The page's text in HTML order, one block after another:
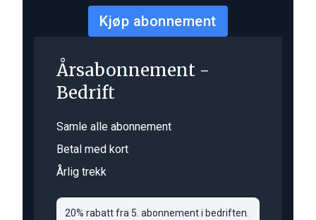
Kjøp abonnement
Årsabonnement -
Bedrift
Samle alle abonnement
Betal med kort
Årlig trekk
20% rabatt fra 5. abonnement i bedriften.